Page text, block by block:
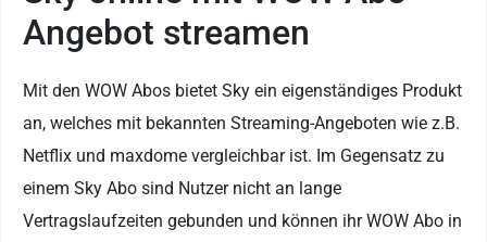
Angebot streamen
Mit den WOW Abos bietet Sky ein eigenständiges Produkt
an, welches mit bekannten Streaming-Angeboten wie z.B.
Netflix und maxdome vergleichbar ist. Im Gegensatz zu
einem Sky Abo sind Nutzer nicht an lange
Vertragslaufzeiten gebunden und können ihr WOW Abo in